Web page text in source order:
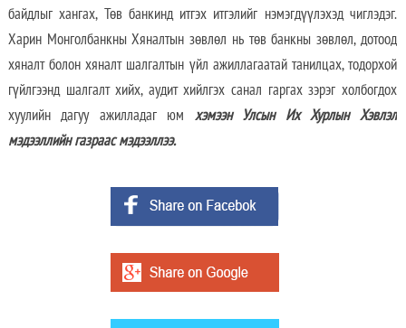
байдлыг хангах, Төв банкинд итгэх итгэлийг нэмэгдүүлэхэд чиглэдэг.
Харин Монголбанкны Хяналтын зөвлөл нь төв банкны зөвлөл, дотоод
хяналт болон хяналт шалгалтын үйл ажиллагаатай танилцах, тодорхой
гүйлгээнд шалгалт хийх, аудит хийлгэх санал гаргах зэрэг холбогдох
хуулийн дагуу ажилладаг юм хэмээн Улсын Их Хурлын Хэвлэл
мэдээллийн газраас мэдээллээ.